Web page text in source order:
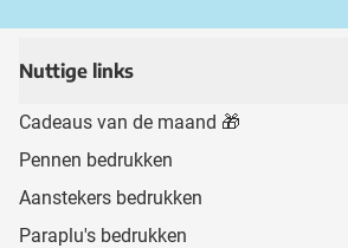
Nuttige links
Cadeaus van de maand 🎁
Pennen bedrukken
Aanstekers bedrukken
Paraplu's bedrukken